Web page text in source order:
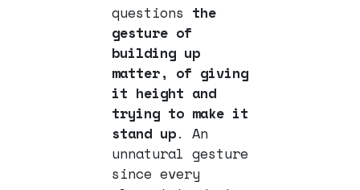
questions the
gesture of
building up
matter, of giving
it height and
trying to make it
stand up. An
unnatural gesture
since every